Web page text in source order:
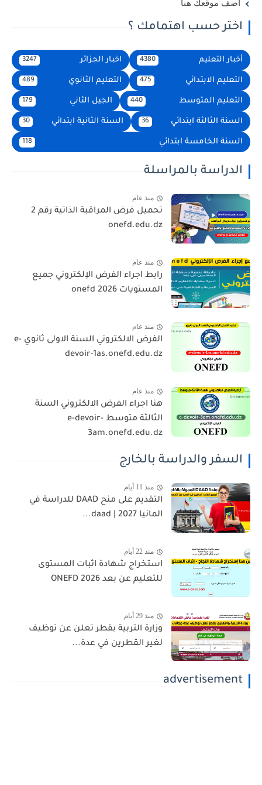
أضف موقعك هنا
اختر حسب اهتمامك ؟
أخبار التعليم 4380 اخبار الجزائر 3247
التعليم الابتدائي 475 التعليم الثانوي 489
التعليم المتوسط 440 الجيل الثاني 179
السنة الثالثة ابتدائي السنة الثانية ابتدائي
السنة الخامسة ابتدائي 118
الدراسة بالمراسلة
منذ عام
تحميل فرض المراقبة الذاتية رقم 2
onefd.edu.dz
منذ عام
رابط اجراء الفرض الإلكتروني جميع
المستويات 2026 onefd
منذ عام
الفرض الالكتروني السنة الاولى ثانوي e-
devoir-1as.onefd.edu.dz
منذ عام
هنا اجراء الفرض الالكتروني السنة
الثالثة متوسط e-devoir-
3am.onefd.edu.dz
السفر والدراسة بالخارج
منذ 11 أيام
التقديم على منح DAAD للدراسة في
المانيا 2027 | daad...
منذ 22 أيام
استخراج شهادة اثبات المستوى
للتعليم عن بعد 2026 ONEFD
منذ 29 أيام
وزارة التربية بقطر تعلن عن توظيف
لغير القطرين في عدة...
advertisement